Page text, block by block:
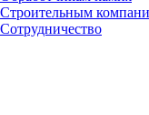
Строительным
Сотрудничество